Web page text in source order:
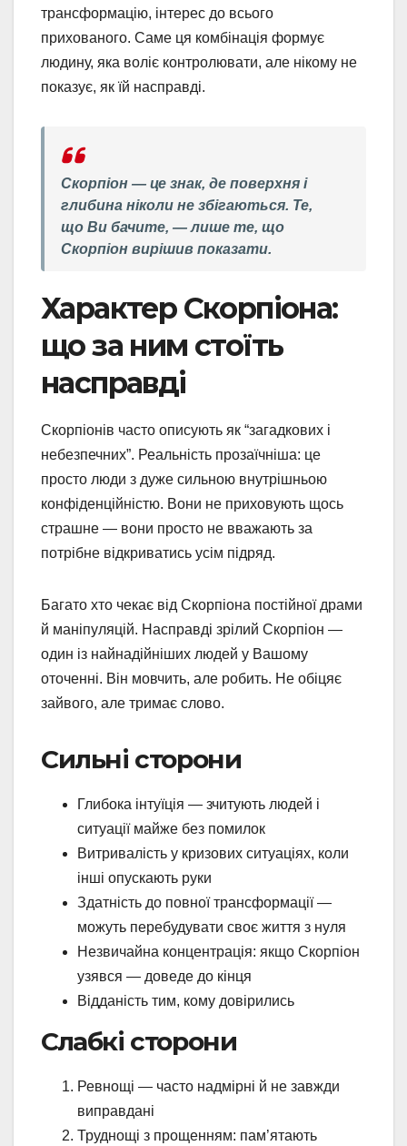
трансформацію, інтерес до всього
прихованого. Саме ця комбінація формує
людину, яка воліє контролювати, але нікому не
показує, як їй насправді.
Скорпіон — це знак, де поверхня і
глибина ніколи не збігаються. Те,
що Ви бачите, — лише те, що
Скорпіон вирішив показати.
Характер Скорпіона:
що за ним стоїть
насправді
Скорпіонів часто описують як “загадкових і
небезпечних”. Реальність прозаїчніша: це
просто люди з дуже сильною внутрішньою
конфіденційністю. Вони не приховують щось
страшне — вони просто не вважають за
потрібне відкриватись усім підряд.
Багато хто чекає від Скорпіона постійної драми
й маніпуляцій. Насправді зрілий Скорпіон —
один із найнадійніших людей у Вашому
оточенні. Він мовчить, але робить. Не обіцяє
зайвого, але тримає слово.
Сильні сторони
Глибока інтуїція — зчитують людей і
ситуації майже без помилок
Витривалість у кризових ситуаціях, коли
інші опускають руки
Здатність до повної трансформації —
можуть перебудувати своє життя з нуля
Незвичайна концентрація: якщо Скорпіон
узявся — доведе до кінця
Відданість тим, кому довірились
Слабкі сторони
Ревнощі — часто надмірні й не завжди
виправдані
Труднощі з прощенням: пам’ятають